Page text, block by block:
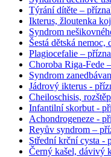
Týrání dítěte –
Ikterus, žloutenka
Syndrom
Šestá dětská
Plagiocefalie –
Choroba Riga-Fede
Syndrom
Jádrový ikterus -
Cheiloschisis,
Infantilní skorbut -
Achondrogeneze -
Reyův syndrom –
Střední krční cysta -
Černý kašel, dávivý